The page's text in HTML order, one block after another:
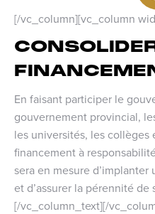
[/vc_column][vc_column
En faisant participer le
gouvernement provincial,
les universités, les
financement à
sera en mesure
et d’assurer la pérennité de
[/vc_column_text][/